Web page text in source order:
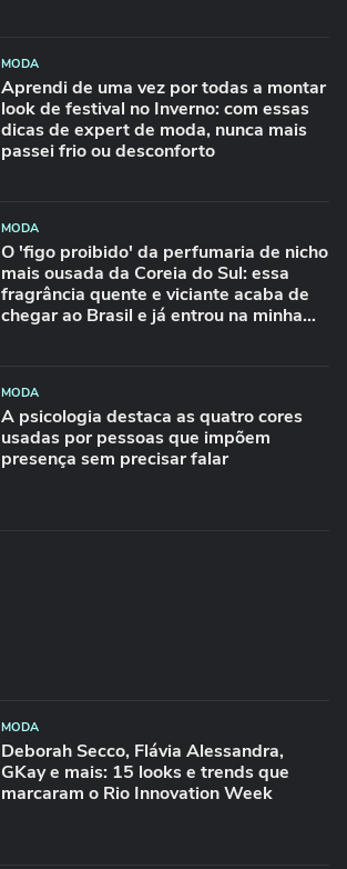
MODA
Aprendi de uma vez por todas a montar
look de festival no Inverno: com essas
dicas de expert de moda, nunca mais
passei frio ou desconforto
MODA
O 'figo proibido' da perfumaria de nicho
mais ousada da Coreia do Sul: essa
fragrância quente e viciante acaba de
chegar ao Brasil e já entrou na minha
MODA
A psicologia destaca as quatro cores
usadas por pessoas que impõem
presença sem precisar falar
MODA
Deborah Secco, Flávia Alessandra,
GKay e mais: 15 looks e trends que
marcaram o Rio Innovation Week